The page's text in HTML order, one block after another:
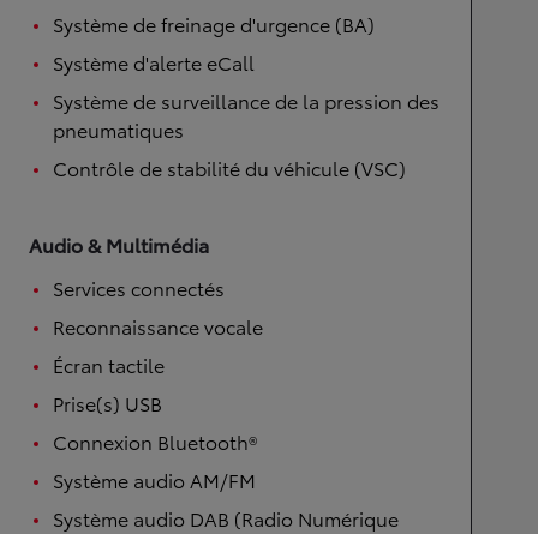
Système de freinage d'urgence (BA)
Système d'alerte eCall
Système de surveillance de la pression des
pneumatiques
Contrôle de stabilité du véhicule (VSC)
Audio & Multimédia
Services connectés
Reconnaissance vocale
Écran tactile
Prise(s) USB
Connexion Bluetooth®
Système audio AM/FM
Système audio DAB (Radio Numérique